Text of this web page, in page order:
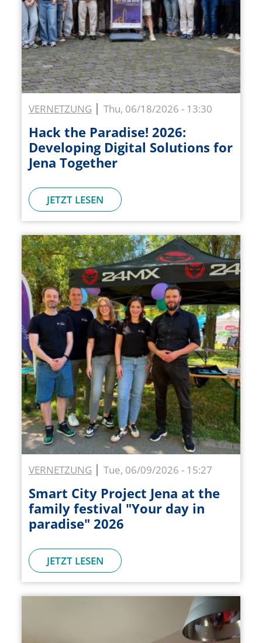
VERNETZUNG Thu, 06/18/2026 - 13:30
Hack the Paradise! 2026:
Developing Digital Solutions for
Jena Together
JETZT LESEN
VERNETZUNG Tue, 06/09/2026 - 15:27
Smart City Project Jena at the
family festival "Your day in
paradise" 2026
JETZT LESEN